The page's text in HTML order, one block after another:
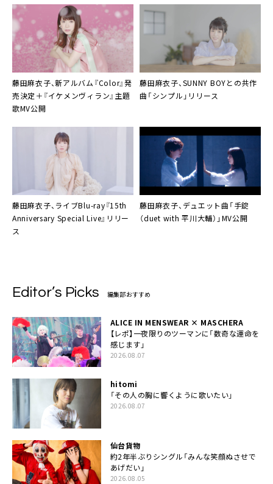
藤田麻衣子、新アルバム『Color』発
売決定＋『イケメンヴィラン』主題
歌MV公開
藤田麻衣子、 SUNNY BOYとの共作
曲「シンプル」リリース
藤田麻衣子、ライブBlu-ray『15th
Anniversary Special Live』リリー
ス
藤田麻衣子、デュエット曲「手錠
（duet with 平川大輔）」MV公開
Editor’s Picks 編集部おすすめ
ALICE IN MENSWEAR × MASCHERA
【レポ】一夜限りのツーマンに「数奇な運命を
感じます」
2026.08.07
hitomi
「その人の胸に響くように歌いたい」
2026.08.07
仙台貨物
約2年半ぶりシングル「みんな笑顔ぬさせで
あげだい」
2026.08.05